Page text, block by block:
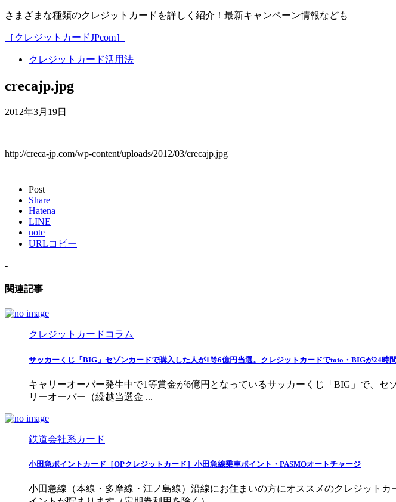
さまざまな種類のクレジットカードを詳しく紹介！最新キャンペーン情報なども
［クレジットカードJPcom］
クレジットカード活用法
crecajp.jpg
2012年3月19日
http://creca-jp.com/wp-content/uploads/2012/03/crecajp.jpg
Post
Share
Hatena
LINE
note
URLコピー
-
関連記事
クレジットカードコラム
サッカーくじ「BIG」セゾンカードで購入した人が1等6億円当選。クレジットカードでtoto・BIGが24時
キャリーオーバー発生中で1等賞金が6億円となっているサッカーくじ「BIG」で、
リーオーバー（繰越当選金 ...
鉄道会社系カード
小田急ポイントカード［OPクレジットカード］小田急線乗車ポイント・PASMOオートチャージ
小田急線（本線・多摩線・江ノ島線）沿線にお住まいの方にオススメのクレジット